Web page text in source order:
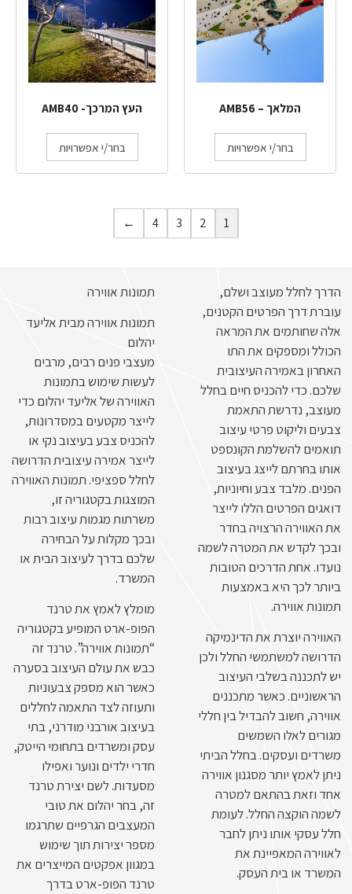
המלאך – AMB56
בחר/י אפשרויות
העץ המרכך- AMB40
בחר/י אפשרויות
1
2
3
4
←
הדרך לחלל מעוצב ושלם,
עוברת דרך הפרטים הקטנים,
אלה שחותמים את המראה
הכולל ומספקים את התו
האחרון באמירה העיצובית
שלכם. כדי להכניס חיים בחלל
מעוצב, נדרשת התאמת
צבעים וליקוט פרטי עיצוב
תואמים להשלמת הקונספט
אותו בחרתם לייצג בעיצוב
הפנים. מלבד צבע וחיוניות,
דואגים הפרטים הללו לייצר
את האווירה הרצויה בחדר
ובכך לקדש את המטרה לשמה
נועדו. אחת הדרכים הטובות
ביותר לכך היא באמצעות
תמונות אווירה.
האווירה יוצרת את הדינמיקה
הדרושה למשתמשי החלל ולכן
יש לתכננה בשלבי העיצוב
הראשוניים. כאשר מתכננים
אווירה, חשוב להבדיל בין חללי
מגורים לאלו השמשים
משרדים ועסקים. בחלל הביתי
ניתן לאמץ יותר מסגנון אווירה
אחד וזאת בהתאם למטרה
לשמה הוקצה החלל. לעומת
חלל עסקי אותו ניתן לחבר
לאווירה המאפיינת את
המשרד או בית העסק.
תמונות אווירה
תמונות אווירה מבית אליעד
יהלום
מעצבי פנים רבים, מרבים
לעשות שימוש בתמונות
האווירה של אליעד יהלום כדי
לייצר מקטעים במסדרונות,
להכניס צבע בעיצוב נקי או
לייצר אמירה עיצובית הדרושה
לחלל ספציפי. תמונות האווירה
המוצגות בקטגוריה זו,
משרתות מגמות עיצוב רבות
ובכך מקלות על הבחירה
שלכם בדרך לעיצוב הבית או
המשרד.
מומלץ לאמץ את טרנד
הפופ-ארט המופיע בקטגוריה
“תמונות אווירה”. טרנד זה
כבש את עולם העיצוב בסערה
כאשר הוא מספק צבעוניות
ותעוזה לצד התאמה לחללים
בעיצוב אורבני מודרני, בתי
עסק ומשרדים בתחומי הייטק,
חדרי ילדים ונוער ואפילו
מסעדות. לשם יצירת טרנד
זה, בחר יהלום את טובי
המעצבים הגרפיים שתרגמו
מספר יצירות תוך שימוש
במגוון אפקטים המייצרים את
טרנד הפופ-ארט בדרך